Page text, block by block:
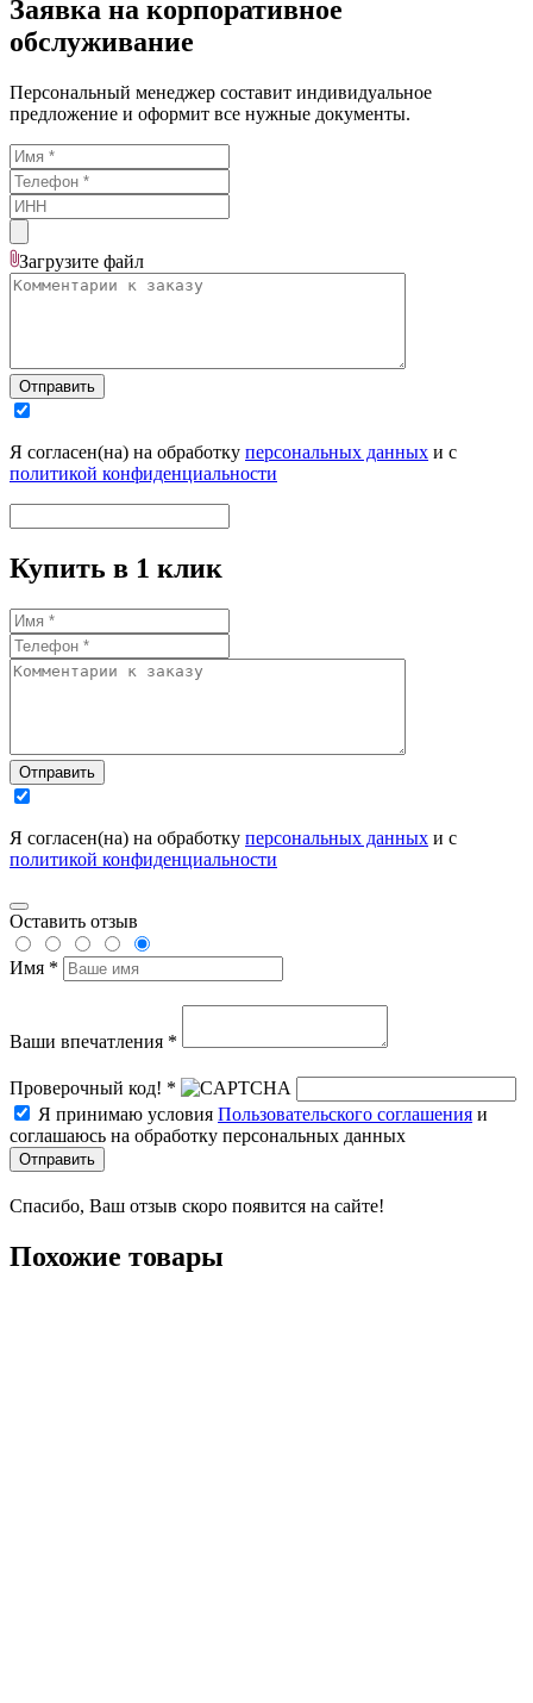
Заявка на корпоративное
обслуживание
Персональный менеджер составит индивидуальное
предложение и оформит все нужные документы.
Загрузите файл
Отправить
Я согласен(на) на обработку персональных данных и с
политикой конфиденциальности
Купить в 1 клик
Отправить
Я согласен(на) на обработку персональных данных и с
политикой конфиденциальности
Оставить отзыв
Имя *
Ваши впечатления *
Проверочный код! *
Я принимаю условия Пользовательского соглашения и
соглашаюсь на обработку персональных данных
Отправить
Спасибо, Ваш отзыв скоро появится на сайте!
Похожие товары